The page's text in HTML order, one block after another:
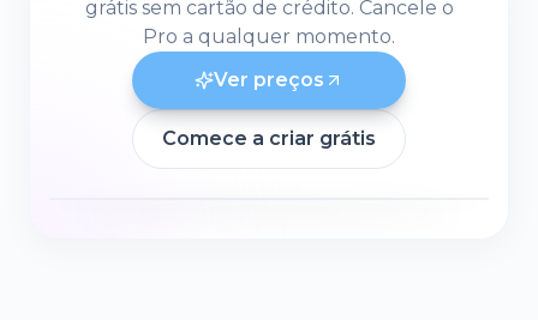
grátis sem cartão de crédito. Cancele o
Pro a qualquer momento.
Ver preços
Comece a criar grátis